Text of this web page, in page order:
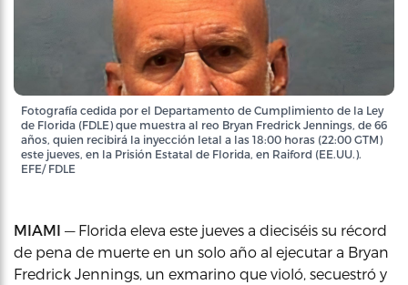
Fotografía cedida por el Departamento de Cumplimiento de la Ley
de Florida (FDLE) que muestra al reo Bryan Fredrick Jennings, de 66
años, quien recibirá la inyección letal a las 18:00 horas (22:00 GTM)
este jueves, en la Prisión Estatal de Florida, en Raiford (EE.UU.).
EFE/ FDLE
MIAMI — Florida eleva este jueves a dieciséis su récord
de pena de muerte en un solo año al ejecutar a Bryan
Fredrick Jennings, un exmarino que violó, secuestró y